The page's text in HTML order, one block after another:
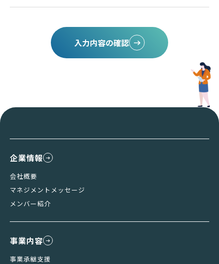
入力内容の確認
企業情報
会社概要
マネジメントメッセージ
メンバー紹介
事業内容
事業承継支援